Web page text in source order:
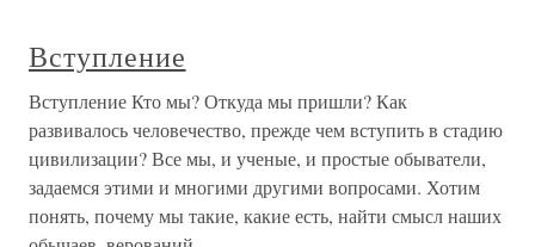
Вступление
Вступление Кто мы? Откуда мы пришли? Как
развивалось человечество, прежде чем вступить в стадию
цивилизации? Все мы, и ученые, и простые обыватели,
задаемся этими и многими другими вопросами. Хотим
понять, почему мы такие, какие есть, найти смысл наших